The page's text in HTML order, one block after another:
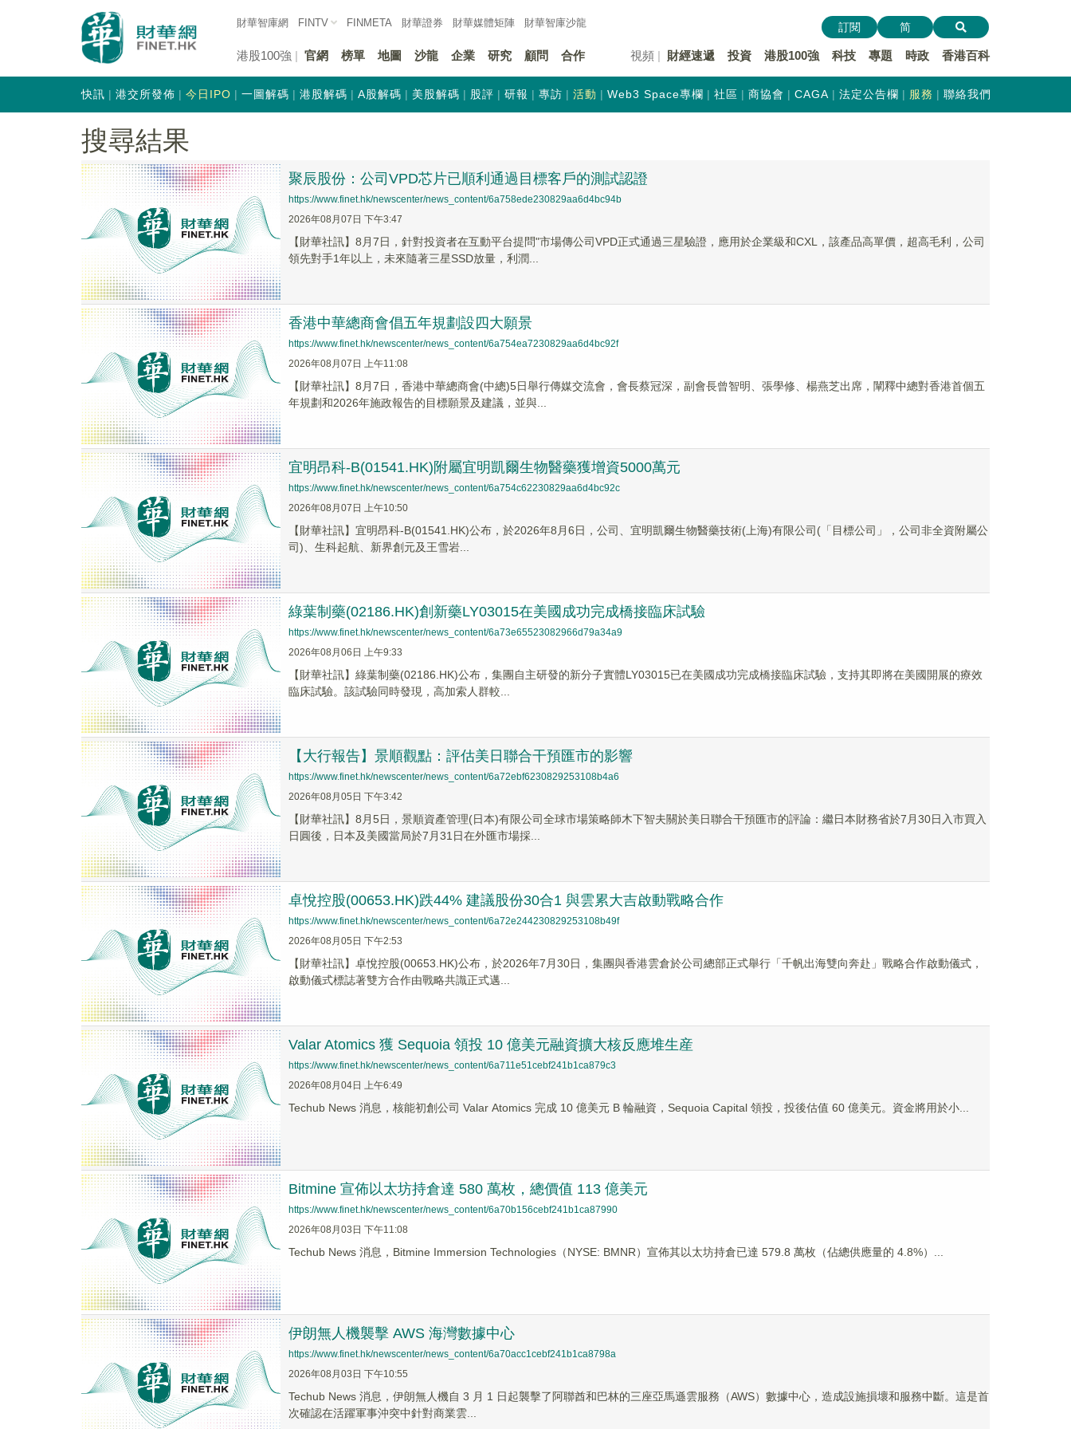
財華智庫網 FINTV FINMETA 財華證券 財華媒體矩陣 財華智庫沙龍
港股100強 官網 榜單 地圖 沙龍 企業 研究 顧問 合作 視頻 財經速遞 投資 港股100強 科技 專題 時政 香港百科
訂閱 简
快訊 港交所發佈 今日IPO 一圖解碼 港股解碼 A股解碼 美股解碼 股評 研報 專訪 活動 Web3 Space專欄 社區 商協會 CAGA 法定公告欄 服務 聯絡我們
搜尋結果
聚辰股份：公司VPD芯片已順利通過目標客戶的測試認證
https://www.finet.hk/newscenter/news_content/6a758ede230829aa6d4bc94b
2026年08月07日 下午3:47
【財華社訊】8月7日，針對投資者在互動平台提問"市場傳公司VPD正式通過三星驗證，應用於企業級和CXL，該產品高單價，超高毛利，公司
領先對手1年以上，未來隨著三星SSD放量，利潤...
香港中華總商會倡五年規劃設四大願景
https://www.finet.hk/newscenter/news_content/6a754ea7230829aa6d4bc92f
2026年08月07日 上午11:08
【財華社訊】8月7日，香港中華總商會(中總)5日舉行傳媒交流會，會長蔡冠深，副會長曾智明、張學修、楊燕芝出席，闡釋中總對香港首個五
年規劃和2026年施政報告的目標願景及建議，並與...
宜明昂科-B(01541.HK)附屬宜明凱爾生物醫藥獲增資5000萬元
https://www.finet.hk/newscenter/news_content/6a754c62230829aa6d4bc92c
2026年08月07日 上午10:50
【財華社訊】宜明昂科-B(01541.HK)公布，於2026年8月6日，公司、宜明凱爾生物醫藥技術(上海)有限公司(「目標公司」，公司非全資附屬公
司)、生科起航、新界創元及王雪岩...
綠葉制藥(02186.HK)創新藥LY03015在美國成功完成橋接臨床試驗
https://www.finet.hk/newscenter/news_content/6a73e65523082966d79a34a9
2026年08月06日 上午9:33
【財華社訊】綠葉制藥(02186.HK)公布，集團自主研發的新分子實體LY03015已在美國成功完成橋接臨床試驗，支持其即將在美國開展的療效
臨床試驗。該試驗同時發現，高加索人群較...
【大行報告】景順觀點：評估美日聯合干預匯市的影響
https://www.finet.hk/newscenter/news_content/6a72ebf6230829253108b4a6
2026年08月05日 下午3:42
【財華社訊】8月5日，景順資產管理(日本)有限公司全球市場策略師木下智夫關於美日聯合干預匯市的評論：繼日本財務省於7月30日入市買入
日圓後，日本及美國當局於7月31日在外匯市場採...
卓悅控股(00653.HK)跌44% 建議股份30合1 與雲累大吉啟動戰略合作
https://www.finet.hk/newscenter/news_content/6a72e244230829253108b49f
2026年08月05日 下午2:53
【財華社訊】卓悅控股(00653.HK)公布，於2026年7月30日，集團與香港雲倉於公司總部正式舉行「千帆出海雙向奔赴」戰略合作啟動儀式，
啟動儀式標誌著雙方合作由戰略共識正式邁...
Valar Atomics 獲 Sequoia 領投 10 億美元融資擴大核反應堆生産
https://www.finet.hk/newscenter/news_content/6a711e51cebf241b1ca879c3
2026年08月04日 上午6:49
Techub News 消息，核能初創公司 Valar Atomics 完成 10 億美元 B 輪融資，Sequoia Capital 領投，投後估值 60 億美元。資金將用於小...
Bitmine 宣佈以太坊持倉達 580 萬枚，總價值 113 億美元
https://www.finet.hk/newscenter/news_content/6a70b156cebf241b1ca87990
2026年08月03日 下午11:08
Techub News 消息，Bitmine Immersion Technologies（NYSE: BMNR）宣佈其以太坊持倉已達 579.8 萬枚（佔總供應量的 4.8%）...
伊朗無人機襲擊 AWS 海灣數據中心
https://www.finet.hk/newscenter/news_content/6a70acc1cebf241b1ca8798a
2026年08月03日 下午10:55
Techub News 消息，伊朗無人機自 3 月 1 日起襲擊了阿聯酋和巴林的三座亞馬遜雲服務（AWS）數據中心，造成設施損壞和服務中斷。這是首
次確認在活躍軍事沖突中針對商業雲...